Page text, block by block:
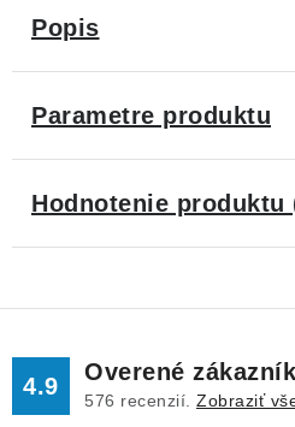
Popis
Parametre produktu
Hodnotenie produktu
4.9
Overené
576 recenzií. Zobraziť